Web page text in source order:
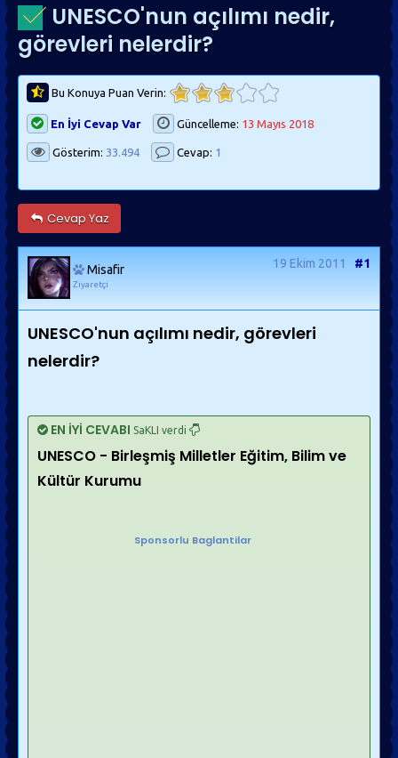
UNESCO'nun açılımı nedir,
görevleri nelerdir?
Bu Konuya Puan Verin:
En İyi Cevap Var Güncelleme: 13 Mayıs 2018
Gösterim: 33.494 Cevap: 1
Cevap Yaz
Misafir
Ziyaretçi
19 Ekim 2011 #1
UNESCO'nun açılımı nedir, görevleri
nelerdir?
EN İYİ CEVABI SaKLI verdi
UNESCO - Birleşmiş Milletler Eğitim, Bilim ve
Kültür Kurumu
Sponsorlu Baglantilar